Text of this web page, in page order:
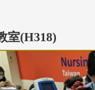
室(H318)